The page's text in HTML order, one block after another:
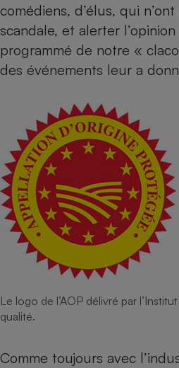
comédiens, d’élus, qui
scandale, et alerter l’opinion
programmé de notre «
des événements leur a
Le logo de l’AOP délivré par
qualité.
Comme toujours avec